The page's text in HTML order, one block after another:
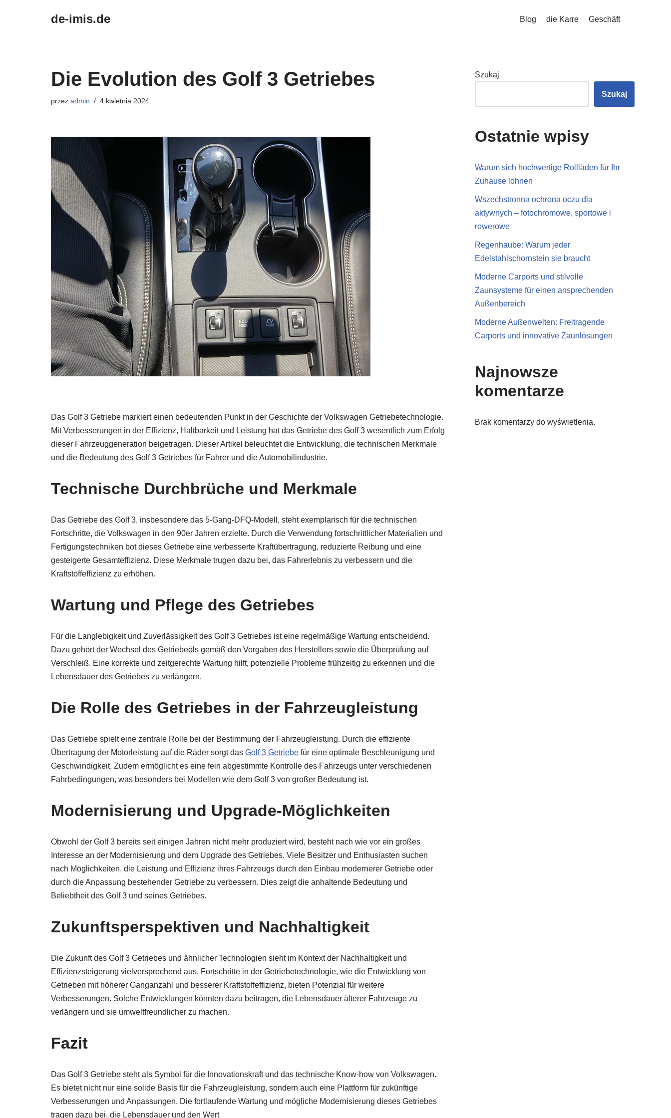
de-imis.de Blog die Karre Geschäft
Die Evolution des Golf 3 Getriebes
przez admin 4 kwietnia 2024
Das Golf 3 Getriebe markiert einen bedeutenden Punkt in der Geschichte der Volkswagen Getriebetechnologie.
Mit Verbesserungen in der Effizienz, Haltbarkeit und Leistung hat das Getriebe des Golf 3 wesentlich zum Erfolg
dieser Fahrzeuggeneration beigetragen. Dieser Artikel beleuchtet die Entwicklung, die technischen Merkmale
und die Bedeutung des Golf 3 Getriebes für Fahrer und die Automobilindustrie.
Technische Durchbrüche und Merkmale
Das Getriebe des Golf 3, insbesondere das 5-Gang-DFQ-Modell, steht exemplarisch für die technischen
Fortschritte, die Volkswagen in den 90er Jahren erzielte. Durch die Verwendung fortschrittlicher Materialien und
Fertigungstechniken bot dieses Getriebe eine verbesserte Kraftübertragung, reduzierte Reibung und eine
gesteigerte Gesamteffizienz. Diese Merkmale trugen dazu bei, das Fahrerlebnis zu verbessern und die
Kraftstoffeffizienz zu erhöhen.
Wartung und Pflege des Getriebes
Für die Langlebigkeit und Zuverlässigkeit des Golf 3 Getriebes ist eine regelmäßige Wartung entscheidend.
Dazu gehört der Wechsel des Getriebeöls gemäß den Vorgaben des Herstellers sowie die Überprüfung auf
Verschleiß. Eine korrekte und zeitgerechte Wartung hilft, potenzielle Probleme frühzeitig zu erkennen und die
Lebensdauer des Getriebes zu verlängern.
Die Rolle des Getriebes in der Fahrzeugleistung
Das Getriebe spielt eine zentrale Rolle bei der Bestimmung der Fahrzeugleistung. Durch die effiziente
Übertragung der Motorleistung auf die Räder sorgt das Golf 3 Getriebe für eine optimale Beschleunigung und
Geschwindigkeit. Zudem ermöglicht es eine fein abgestimmte Kontrolle des Fahrzeugs unter verschiedenen
Fahrbedingungen, was besonders bei Modellen wie dem Golf 3 von großer Bedeutung ist.
Modernisierung und Upgrade-Möglichkeiten
Obwohl der Golf 3 bereits seit einigen Jahren nicht mehr produziert wird, besteht nach wie vor ein großes
Interesse an der Modernisierung und dem Upgrade des Getriebes. Viele Besitzer und Enthusiasten suchen
nach Möglichkeiten, die Leistung und Effizienz ihres Fahrzeugs durch den Einbau modernerer Getriebe oder
durch die Anpassung bestehender Getriebe zu verbessern. Dies zeigt die anhaltende Bedeutung und
Beliebtheit des Golf 3 und seines Getriebes.
Zukunftsperspektiven und Nachhaltigkeit
Die Zukunft des Golf 3 Getriebes und ähnlicher Technologien sieht im Kontext der Nachhaltigkeit und
Effizienzsteigerung vielversprechend aus. Fortschritte in der Getriebetechnologie, wie die Entwicklung von
Getrieben mit höherer Ganganzahl und besserer Kraftstoffeffizienz, bieten Potenzial für weitere
Verbesserungen. Solche Entwicklungen könnten dazu beitragen, die Lebensdauer älterer Fahrzeuge zu
verlängern und sie umweltfreundlicher zu machen.
Fazit
Das Golf 3 Getriebe steht als Symbol für die Innovationskraft und das technische Know-how von Volkswagen.
Es bietet nicht nur eine solide Basis für die Fahrzeugleistung, sondern auch eine Plattform für zukünftige
Verbesserungen und Anpassungen. Die fortlaufende Wartung und mögliche Modernisierung dieses Getriebes
tragen dazu bei, die Lebensdauer und den Wert
Szukaj
Szukaj
Ostatnie wpisy
Warum sich hochwertige Rollläden für Ihr
Zuhause lohnen
Wszechstronna ochrona oczu dla
aktywnych – fotochromowe, sportowe i
rowerowe
Regenhaube: Warum jeder
Edelstahlschornstein sie braucht
Moderne Carports und stilvolle
Zaunsysteme für einen ansprechenden
Außenbereich
Moderne Außenwelten: Freitragende
Carports und innovative Zaunlösungen
Najnowsze
komentarze
Brak komentarzy do wyświetlenia.